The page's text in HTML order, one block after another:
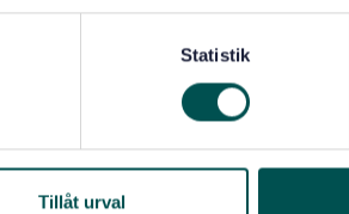
Statistik
Tillåt urval